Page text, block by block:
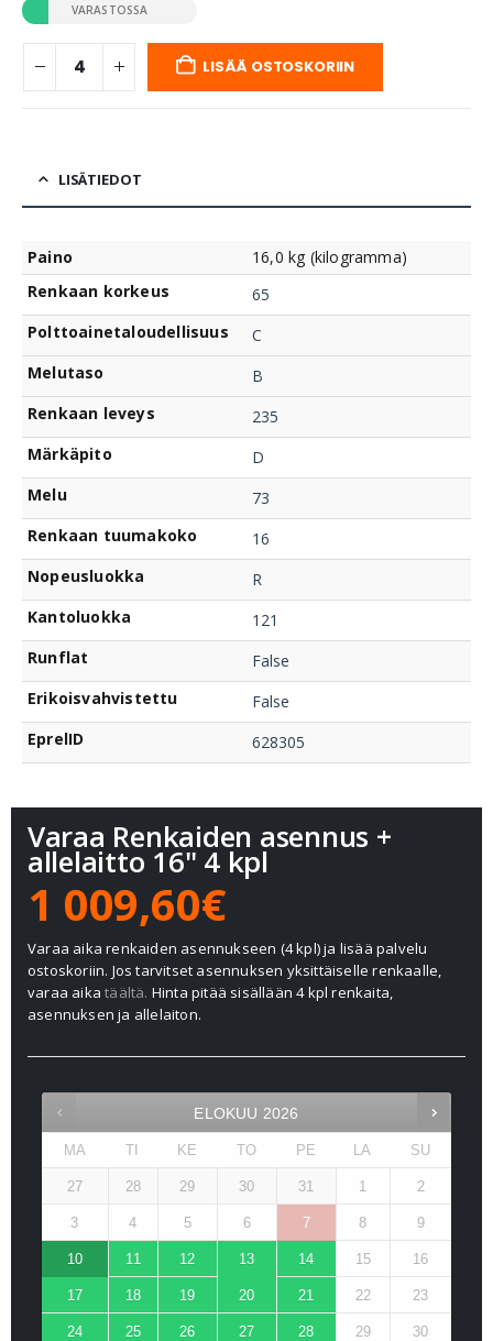
VARASTOSSA
LISÄÄ OSTOSKORIIN
LISÄTIEDOT
Paino
16,0 kg (kilogramma)
Renkaan korkeus
65
Polttoainetaloudellisuus
C
Melutaso
B
Renkaan leveys
235
Märkäpito
D
Melu
73
Renkaan tuumakoko
16
Nopeusluokka
R
Kantoluokka
121
Runflat
False
Erikoisvahvistettu
False
EprelID
628305
Varaa Renkaiden asennus +
allelaitto 16" 4 kpl
1 009,60€
Varaa aika renkaiden asennukseen (4 kpl) ja lisää palvelu
ostoskoriin. Jos tarvitset asennuksen yksittäiselle renkaalle,
varaa aikatäältä. Hinta pitää sisällään 4 kpl renkaita,
asennuksen ja allelaiton.
ELOKUU 2026
MA TI KE TO PE LA SU
27 28 29 30 31 1 2
3 4 5 6 7 8 9
10 11 12 13 14 15 16
17 18 19 20 21 22 23
24 25 26 27 28 29 30